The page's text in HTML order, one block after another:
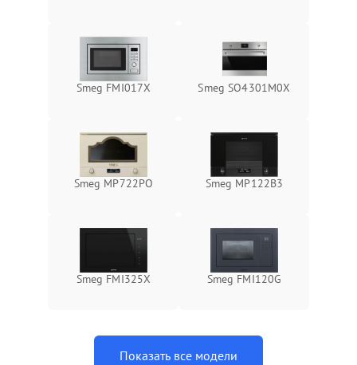
Smeg FMI017X Smeg SO4301M0X
Smeg MP722PO Smeg MP122B3
Smeg FMI325X Smeg FMI120G
Показать все модели